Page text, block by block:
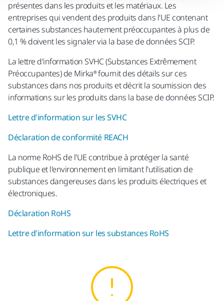
présentes dans les produits et les matériaux. Les
entreprises qui vendent des produits dans l'UE contenant
certaines substances hautement préoccupantes à plus de
0,1 % doivent les signaler via la base de données SCIP.
La lettre d'information SVHC (Substances Extrêmement
Préoccupantes) de Mirka® fournit des détails sur ces
substances dans nos produits et décrit la soumission des
informations sur les produits dans la base de données SCIP.
Lettre d'information sur les SVHC
Déclaration de conformité REACH
La norme RoHS de l'UE contribue à protéger la santé
publique et l'environnement en limitant l'utilisation de
substances dangereuses dans les produits électriques et
électroniques.
Déclaration RoHS
Lettre d'information sur les substances RoHS